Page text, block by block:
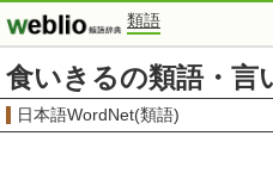
類語
食いきるの類語・言
日本語WordNet(類語)